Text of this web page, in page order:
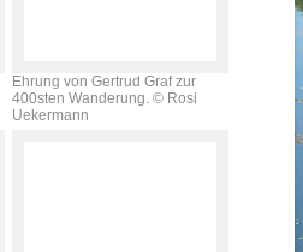
Ehrung von Gertrud Graf zur
400sten Wanderung. © Rosi
Uekermann